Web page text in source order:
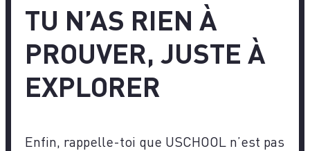
TU N’AS RIEN À
PROUVER, JUSTE À
EXPLORER
Enfin, rappelle-toi que USCHOOL n’est pas